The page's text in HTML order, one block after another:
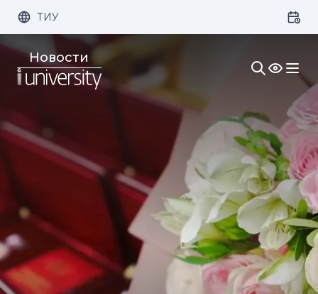
Размер шрифта: Цвет:
Изображения: Кернинг:
ТИУ
Новости